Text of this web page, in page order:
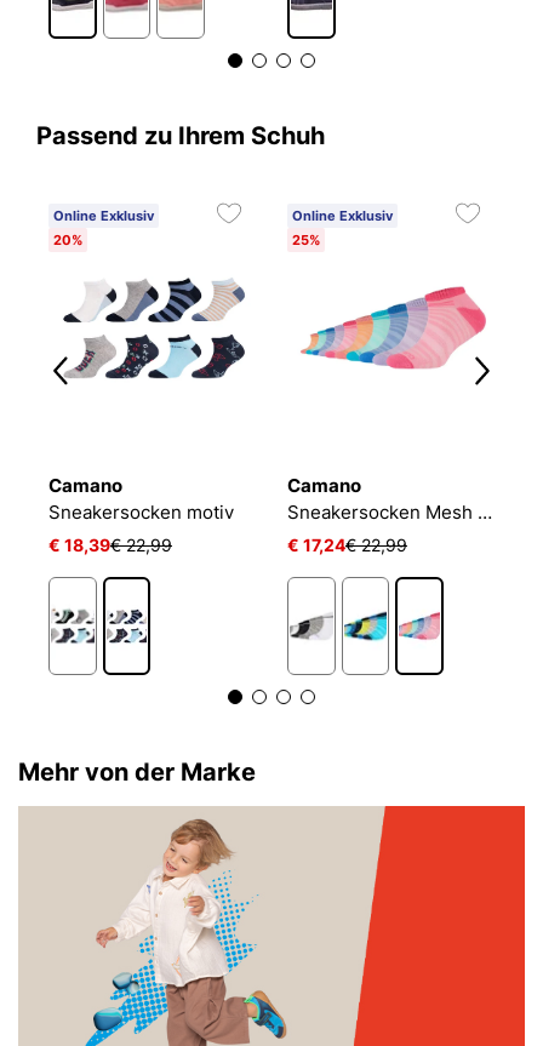
Passend zu Ihrem Schuh
Online Exklusiv
20%
Camano
Sneakersocken motiv
€ 18,39€ 22,99
Online Exklusiv
25%
Camano
Sneakersocken Mesh Ventilation
€ 17,24€ 22,99
Mehr von der Marke